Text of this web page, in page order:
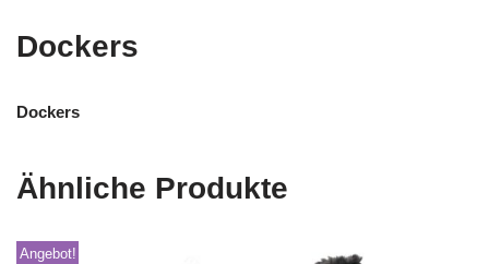
Dockers
Dockers
Ähnliche Produkte
Angebot!